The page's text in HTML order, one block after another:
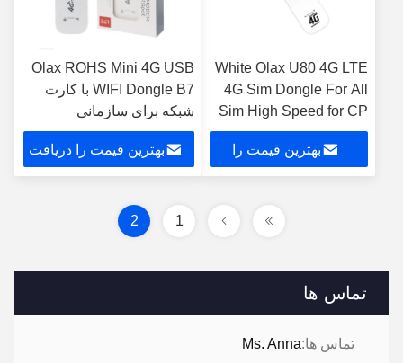
تماس ها
تماس ها:Ms. Anna
White Olax U80 4G LTE
4G Sim Dongle For All
Sim High Speed ​​for CP
Home
بهترین قیمت را
Olax ROHS Mini 4G USB
WIFI Dongle B7 با کارت
شبکه برای سازمانی
بهترین قیمت را دریافت
1
2